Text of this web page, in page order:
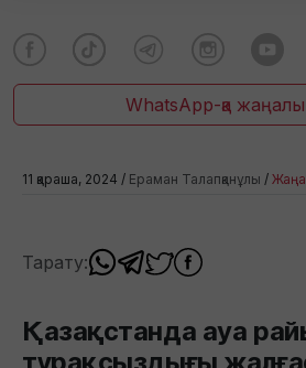
WhatsApp-қа
11 қараша, 2024 / Ераман Талапқанұлы /
Тарату:
Қазақстанда ауа